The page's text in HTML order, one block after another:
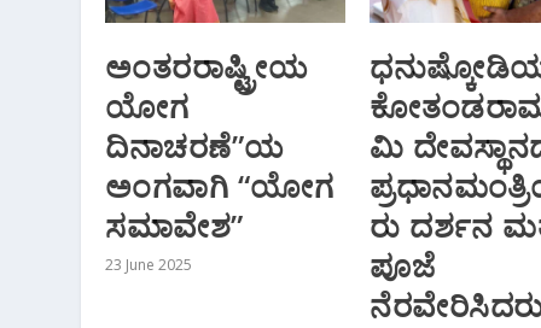
ಅಂತರರಾಷ್ಟ್ರೀಯ
ಯೋಗ
ದಿನಾಚರಣೆ”ಯ
ಅಂಗವಾಗಿ “ಯೋಗ
ಸಮಾವೇಶ”
23 June 2025
ಮಿ
ರು ದರ್ಶನ
ಪೂಜೆ